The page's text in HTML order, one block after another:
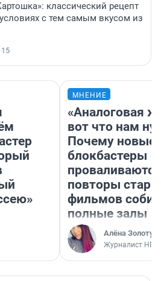
классический рецепт
с тем самым вкусом из
15
МНЕНИЕ
«Аналоговая
вот что нам
Почему новые
блокбастеры
повторы
фильмов
полные залы
Алёна
Журналист НГС